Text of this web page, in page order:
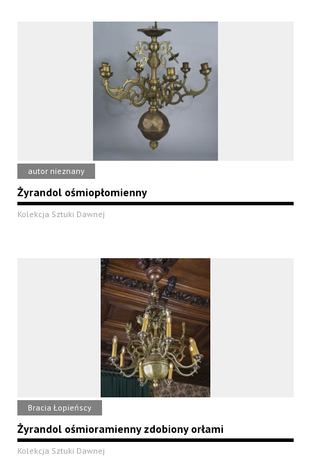
autor nieznany
Żyrandol ośmiopłomienny
Kolekcja Sztuki Dawnej
Bracia Łopieńscy
Żyrandol ośmioramienny zdobiony orłami
Kolekcja Sztuki Dawnej